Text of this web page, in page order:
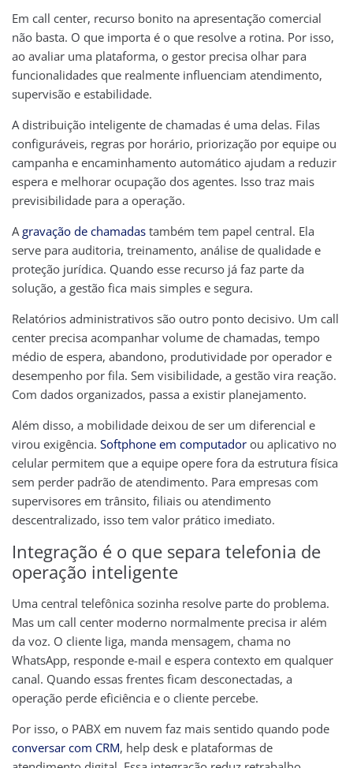
Em call center, recurso bonito na apresentação comercial
não basta. O que importa é o que resolve a rotina. Por isso,
ao avaliar uma plataforma, o gestor precisa olhar para
funcionalidades que realmente influenciam atendimento,
supervisão e estabilidade.
A distribuição inteligente de chamadas é uma delas. Filas
configuráveis, regras por horário, priorização por equipe ou
campanha e encaminhamento automático ajudam a reduzir
espera e melhorar ocupação dos agentes. Isso traz mais
previsibilidade para a operação.
Agravação de chamadas também tem papel central. Ela
serve para auditoria, treinamento, análise de qualidade e
proteção jurídica. Quando esse recurso já faz parte da
solução, a gestão fica mais simples e segura.
Relatórios administrativos são outro ponto decisivo. Um call
center precisa acompanhar volume de chamadas, tempo
médio de espera, abandono, produtividade por operador e
desempenho por fila. Sem visibilidade, a gestão vira reação.
Com dados organizados, passa a existir planejamento.
Além disso, a mobilidade deixou de ser um diferencial e
virou exigência. Softphone em computador ou aplicativo no
celular permitem que a equipe opere fora da estrutura física
sem perder padrão de atendimento. Para empresas com
supervisores em trânsito, filiais ou atendimento
descentralizado, isso tem valor prático imediato.
Integração é o que separa telefonia de
operação inteligente
Uma central telefônica sozinha resolve parte do problema.
Mas um call center moderno normalmente precisa ir além
da voz. O cliente liga, manda mensagem, chama no
WhatsApp, responde e-mail e espera contexto em qualquer
canal. Quando essas frentes ficam desconectadas, a
operação perde eficiência e o cliente percebe.
Por isso, o PABX em nuvem faz mais sentido quando pode
conversar com CRM, help desk e plataformas de